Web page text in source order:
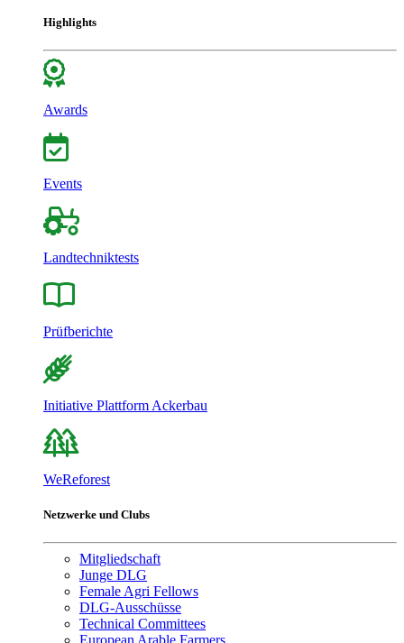
Highlights
Awards
Events
Landtechniktests
Prüfberichte
Initiative Plattform Ackerbau
WeReforest
Netzwerke und Clubs
Mitgliedschaft
Junge DLG
Female Agri Fellows
DLG-Ausschüsse
Technical Committees
European Arable Farmers